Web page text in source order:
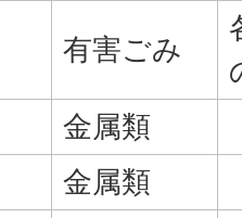
有害ごみ
金属類
金属類